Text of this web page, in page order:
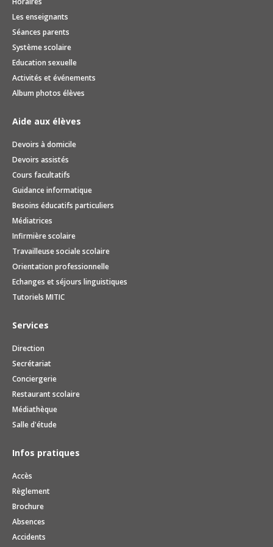
Les enseignants
Séances parents
Système scolaire
Education sexuelle
Activités et événements
Album photos élèves
Aide aux élèves
Devoirs à domicile
Devoirs assistés
Cours facultatifs
Guidance informatique
Besoins éducatifs particuliers
Médiatrices
Infirmière scolaire
Travailleuse sociale scolaire
Orientation professionnelle
Echanges et séjours linguistiques
Tutoriels MITIC
Services
Direction
Secrétariat
Conciergerie
Restaurant scolaire
Médiathèque
Salle d'étude
Infos pratiques
Accès
Règlement
Brochure
Absences
Accidents